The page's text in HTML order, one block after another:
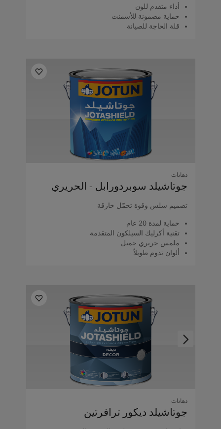
أداء متقدم للون
حماية مضمونة للأسمنت
قلة الحاجة للصيانة
دهانات
جوتاشيلد سوبردورابل - الحريري
تصميم سلس وقوة تحمّل خارقة
حماية لمدة 20 عام
تقنية أكرليك السيلكون المتقدمة
ملمس حريري جميل
ألوان تدوم طويلاً
دهانات
جوتاشيلد ديكور ترافرتين